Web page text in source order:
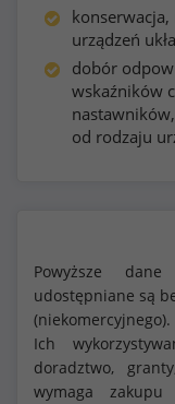
urządzeń
dobór
wskaźników
od rodzaju
Powyższe
udostępniane są
(niekomercyjnego).
Ich
doradztwo,
wymaga